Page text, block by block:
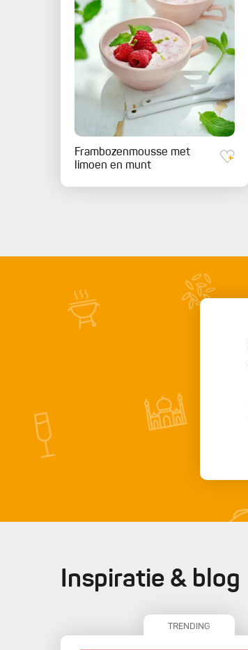
Frambozenmousse met
limoen en munt
Inspiratie & blog
TRENDING